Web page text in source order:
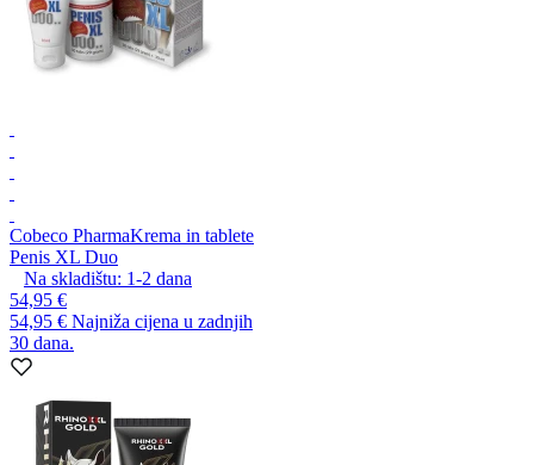
Cobeco PharmaKrema in tablete
Penis XL Duo
Na skladištu: 1-2 dana
54,95 €
54,95 € Najniža cijena u zadnjih
30 dana.